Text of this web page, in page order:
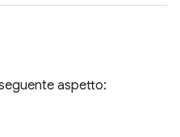
aspetto: